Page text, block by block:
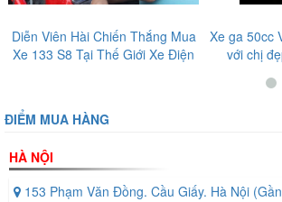
Mua
Xe Điện
Xe ga 50cc Victoria AT88 Pro về
với chị đẹp quận Tân Bình
ĐIỂM MUA HÀNG
HÀ NỘI
153 Phạm Văn Đồng. Cầu Giấy. Hà Nội